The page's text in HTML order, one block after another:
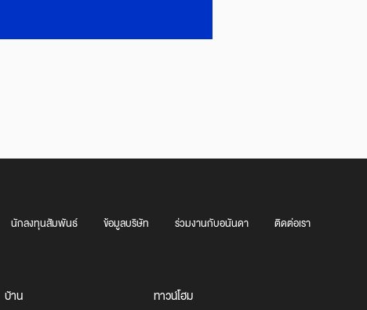
นักลงทุนสัมพันธ์ ข้อมูลบริษัท ร่วมงานกับอนันดา ติดต่อเรา
บ้าน
ทาวน์โฮม